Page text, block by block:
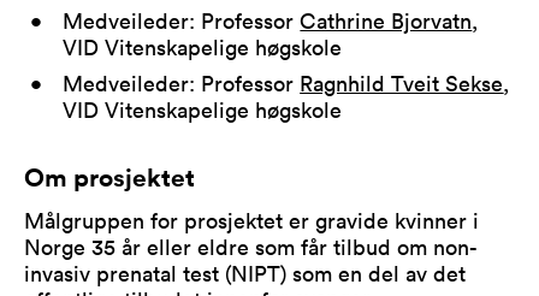
Medveileder: ProfessorCathrine Bjorvatn,
VID Vitenskapelige høgskole
Medveileder: Professor Ragnhild Tveit Sekse,
VID Vitenskapelige høgskole
Om prosjektet
Målgruppen for prosjektet er gravide kvinner i
Norge 35 år eller eldre som får tilbud om non-
invasiv prenatal test (NIPT) som en del av det